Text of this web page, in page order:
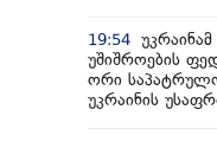
19:54
უშიშროების
ორი
უკრაინის